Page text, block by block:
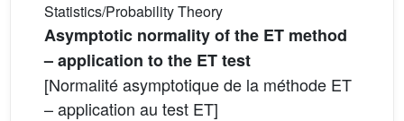
Statistics/Probability Theory
Asymptotic normality of the ET method
– application to the ET test
[Normalité asymptotique de la méthode ET
– application au test ET]